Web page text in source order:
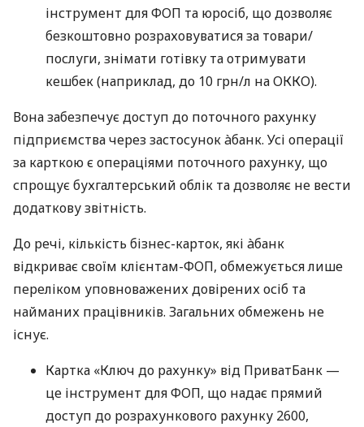
інструмент для ФОП та юросіб, що дозволяє
безкоштовно розраховуватися за товари/
послуги, знімати готівку та отримувати
кешбек (наприклад, до 10 грн/л на ОККО).
Вона забезпечує доступ до поточного рахунку
підприємства через застосунок àбанк. Усі операції
за карткою є операціями поточного рахунку, що
спрощує бухгалтерський облік та дозволяє не вести
додаткову звітність.
До речі, кількість бізнес-карток, які àбанк
відкриває своїм клієнтам-ФОП, обмежується лише
переліком уповноважених довірених осіб та
найманих працівників. Загальних обмежень не
існує.
Картка «Ключ до рахунку» від ПриватБанк —
це інструмент для ФОП, що надає прямий
доступ до розрахункового рахунку 2600,